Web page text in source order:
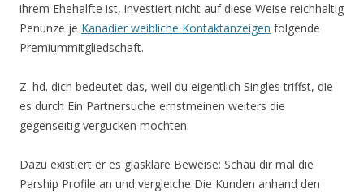
ihrem Ehehalfte ist, investiert nicht auf diese Weise reichhaltig
Penunze je Kanadier weibliche Kontaktanzeigen folgende
Premiummitgliedschaft.
Z. hd. dich bedeutet das, weil du eigentlich Singles triffst, die
es durch Ein Partnersuche ernstmeinen weiters die
gegenseitig vergucken mochten.
Dazu existiert er es glasklare Beweise: Schau dir mal die
Parship Profile an und vergleiche Die Kunden anhand den